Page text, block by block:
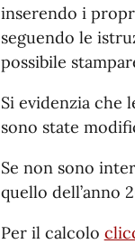
inserendo i
seguendo le
possibile
Si evidenzia che
sono state
Se non sono
quello dell’anno
Per il calcolo